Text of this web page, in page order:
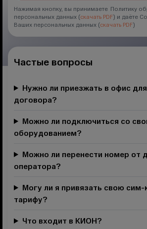
Нажимая кнопку, вы принимаете Политику
персональных данных (скачать PDF) и даёте
Ваших персональных данных (скачать PDF)
Частые вопросы
Нужно ли приезжать в офис
договора?
Можно ли подключиться со
оборудованием?
Можно ли перенести номер от
оператора?
Могу ли я привязать свою
тарифу?
Что входит в КИОН?